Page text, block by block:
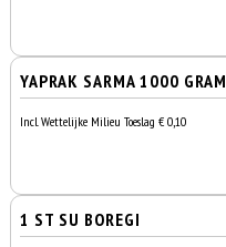
YAPRAK SARMA 1000 GRAM
Incl. Wettelijke Milieu Toeslag € 0,10
1 ST SU BOREGI